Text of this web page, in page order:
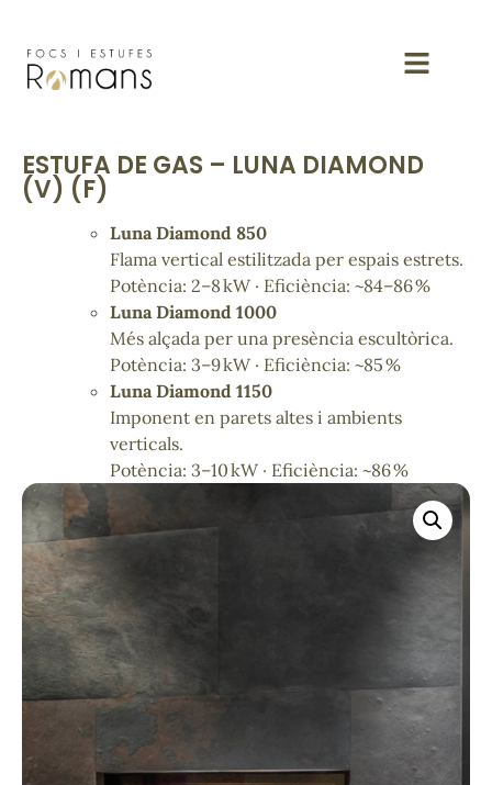
ESTUFA DE GAS – LUNA DIAMOND
(V) (F)
Luna Diamond 850
Flama vertical estilitzada per espais estrets.
Potència: 2–8 kW · Eficiència: ~84–86 %
Luna Diamond 1000
Més alçada per una presència escultòrica.
Potència: 3–9 kW · Eficiència: ~85 %
Luna Diamond 1150
Imponent en parets altes i ambients
verticals.
Potència: 3–10 kW · Eficiència: ~86 %